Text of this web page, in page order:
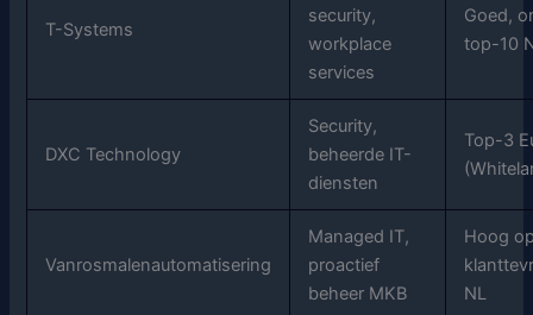
T-Systems
security,
workplace
services
Goed,
top-10
DXC Technology
Security,
beheerde IT-
diensten
Top-3
Vanrosmalenautomatisering
Managed IT,
proactief
beheer MKB
Hoog
NL